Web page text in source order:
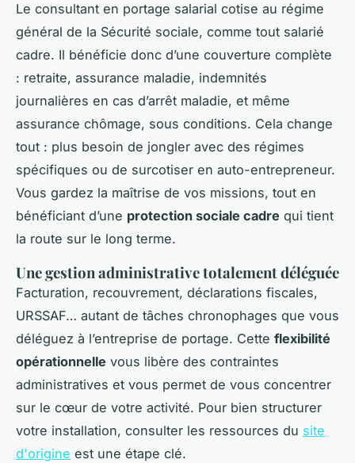
Le consultant en portage salarial cotise au régime
général de la Sécurité sociale, comme tout salarié
cadre. Il bénéficie donc d’une couverture complète
: retraite, assurance maladie, indemnités
journalières en cas d’arrêt maladie, et même
assurance chômage, sous conditions. Cela change
tout : plus besoin de jongler avec des régimes
spécifiques ou de surcotiser en auto-entrepreneur.
Vous gardez la maîtrise de vos missions, tout en
bénéficiant d’une protection sociale cadre qui tient
la route sur le long terme.
Une gestion administrative totalement déléguée
Facturation, recouvrement, déclarations fiscales,
URSSAF… autant de tâches chronophages que vous
déléguez à l’entreprise de portage. Cette flexibilité
opérationnelle vous libère des contraintes
administratives et vous permet de vous concentrer
sur le cœur de votre activité. Pour bien structurer
votre installation, consulter les ressources du site
d'origine est une étape clé.